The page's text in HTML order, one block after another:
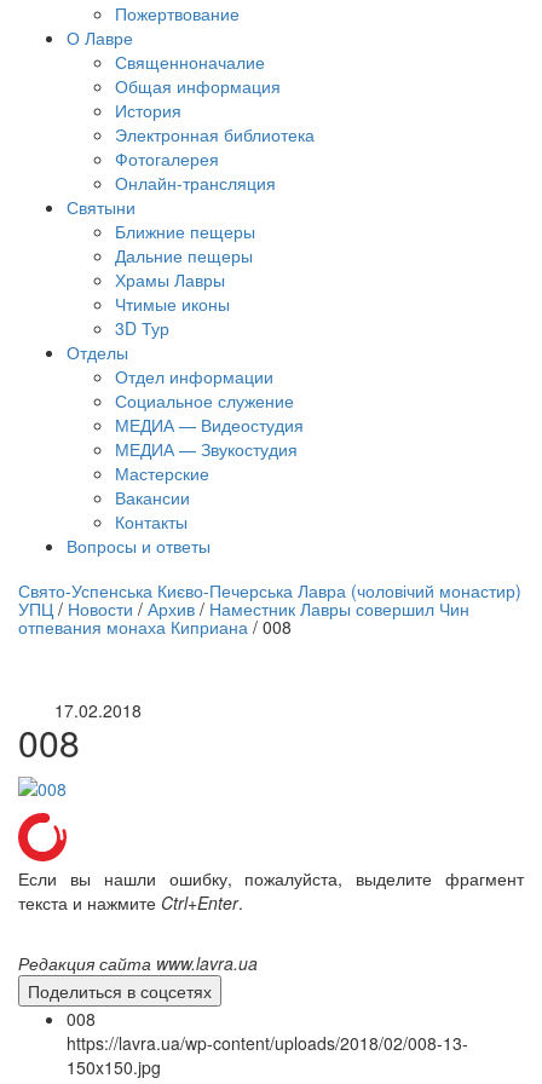
Пожертвование
О Лавре
Священноначалие
Общая информация
История
Электронная библиотека
Фотогалерея
Онлайн-трансляция
Святыни
Ближние пещеры
Дальние пещеры
Храмы Лавры
Чтимые иконы
3D Тур
Отделы
Отдел информации
Социальное служение
МЕДИА — Видеостудия
МЕДИА — Звукостудия
Мастерские
Вакансии
Контакты
Вопросы и ответы
трансляция | 12 сентября
трансляции
Свято-Успенська Києво-Печерська Лавра (чоловічий монастир)
УПЦ / Новости / Архив / Наместник Лавры совершил Чин
отпевания монаха Киприана / 008
17.02.2018
008
Если вы нашли ошибку, пожалуйста, выделите фрагмент
текста и нажмите Ctrl+Enter.
Редакция сайта www.lavra.ua
Поделиться в соцсетях
008
https://lavra.ua/wp-content/uploads/2018/02/008-13-
150x150.jpg